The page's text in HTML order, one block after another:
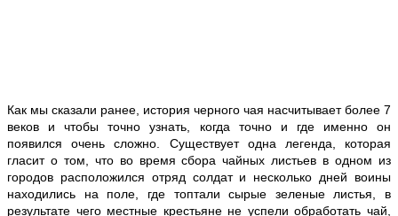
Как мы сказали ранее, история черного чая насчитывает более 7
веков и чтобы точно узнать, когда точно и где именно он
появился очень сложно. Существует одна легенда, которая
гласит о том, что во время сбора чайных листьев в одном из
городов расположился отряд солдат и несколько дней воины
находились на поле, где топтали сырые зеленые листья, в
результате чего местные крестьяне не успели обработать чай,